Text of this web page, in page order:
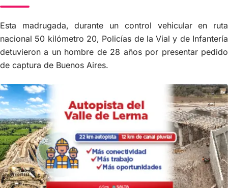
Esta madrugada, durante un control vehicular en ruta
nacional 50 kilómetro 20, Policías de la Vial y de Infantería
detuvieron a un hombre de 28 años por presentar pedido
de captura de Buenos Aires.